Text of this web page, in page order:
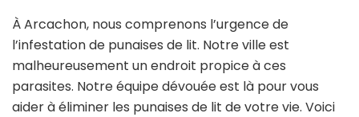
À Arcachon, nous comprenons l’urgence de
l’infestation de punaises de lit. Notre ville est
malheureusement un endroit propice à ces
parasites. Notre équipe dévouée est là pour vous
aider à éliminer les punaises de lit de votre vie. Voici